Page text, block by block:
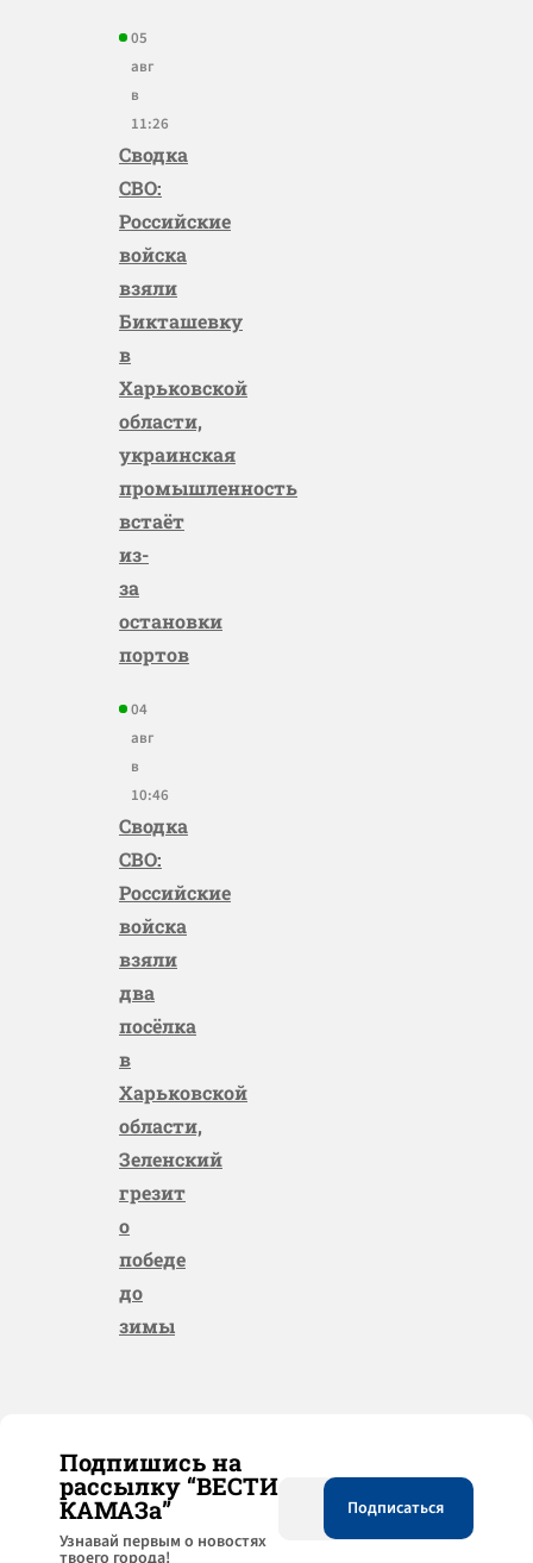
05
авг
в
11:26
Сводка
СВО:
Российские
войска
взяли
Бикташевку
в
Харьковской
области,
украинская
промышленность
встаёт
из-
за
остановки
портов
04
авг
в
10:46
Сводка
СВО:
Российские
войска
взяли
два
посёлка
в
Харьковской
области,
Зеленский
грезит
о
победе
до
зимы
Подпишись на
рассылку “ВЕСТИ
КАМАЗа”
Узнaвай первым о новостях